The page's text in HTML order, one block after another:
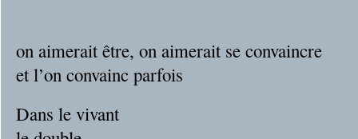
on aimerait être, on aimerait se convaincre
et l’on convainc parfois
Dans le vivant